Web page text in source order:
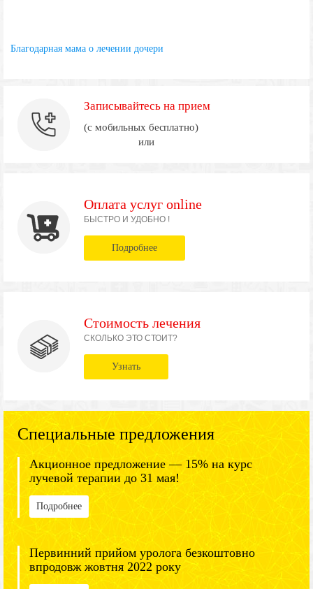
Благодарная мама о лечении дочери
Записывайтесь на прием
(с мобильных бесплатно)
или
Оплата услуг online
БЫСТРО И УДОБНО !
Подробнее
Стоимость лечения
СКОЛЬКО ЭТО СТОИТ?
Узнать
Специальные предложения
Акционное предложение — 15% на курс
лучевой терапии до 31 мая!
Подробнее
Первинний прийом уролога безкоштовно
впродовж жовтня 2022 року